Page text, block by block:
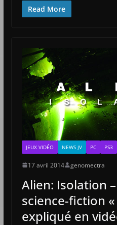
Read More
JEUX VIDÉO NEWS JV PC PS3
17 avril 2014 genomectra
Alien: Isolation
science-fiction
expliqué en